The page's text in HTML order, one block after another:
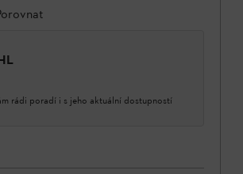
rádi poradí i s jeho aktuální dostupností